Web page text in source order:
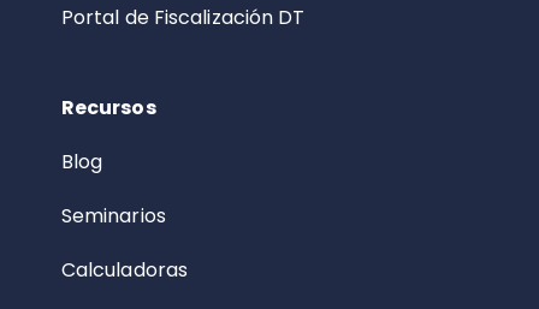
Portal de Fiscalización DT
Recursos
Blog
Seminarios
Calculadoras